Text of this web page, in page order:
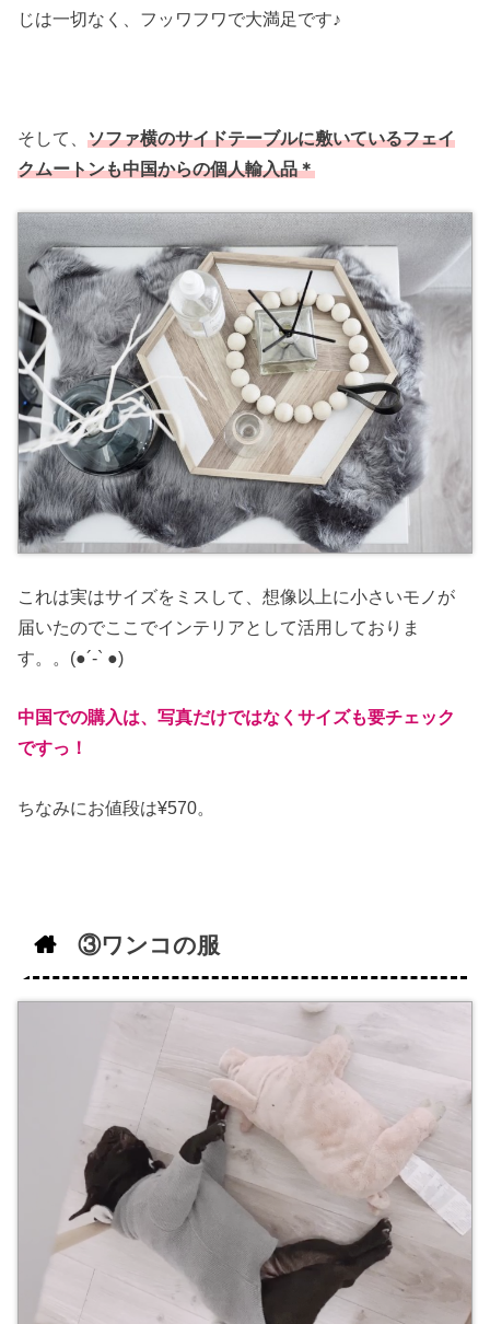
じは一切なく、フッワフワで大満足です♪
そして、ソファ横のサイドテーブルに敷いているフェイ
クムートンも中国からの個人輸入品＊
これは実はサイズをミスして、想像以上に小さいモノが
届いたのでここでインテリアとして活用しておりま
す。。(●︎´-` ●︎)
中国での購入は、写真だけではなくサイズも要チェック
ですっ！
ちなみにお値段は¥570。
③ワンコの服